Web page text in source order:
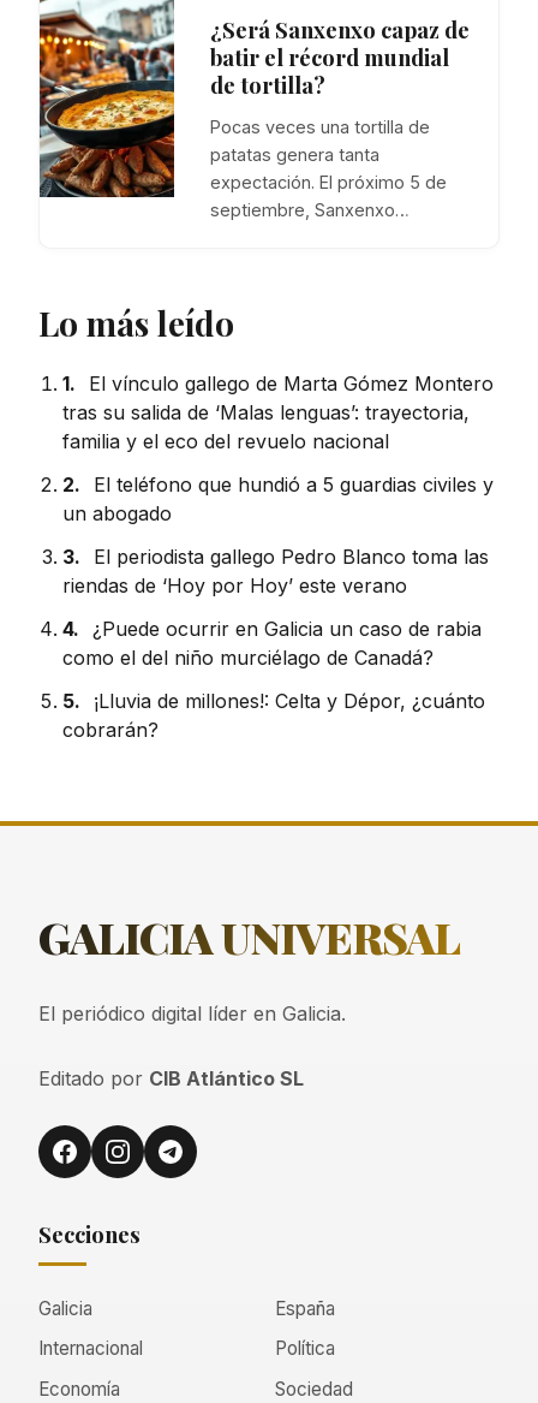
¿Será Sanxenxo capaz de
batir el récord mundial
de tortilla?
Pocas veces una tortilla de
patatas genera tanta
expectación. El próximo 5 de
septiembre, Sanxenxo…
Lo más leído
1.
El vínculo gallego de Marta Gómez Montero
tras su salida de ‘Malas lenguas’: trayectoria,
familia y el eco del revuelo nacional
2.
El teléfono que hundió a 5 guardias civiles y
un abogado
3.
El periodista gallego Pedro Blanco toma las
riendas de ‘Hoy por Hoy’ este verano
4.
¿Puede ocurrir en Galicia un caso de rabia
como el del niño murciélago de Canadá?
5.
¡Lluvia de millones!: Celta y Dépor, ¿cuánto
cobrarán?
GALICIAUNIVERSAL
El periódico digital líder en Galicia.
Editado por CIB Atlántico SL
Secciones
Galicia
España
Internacional
Política
Economía
Sociedad